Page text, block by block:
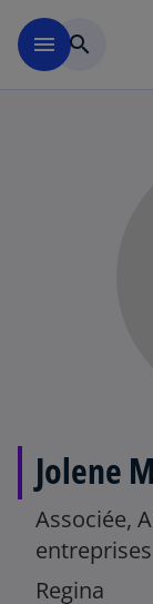
menu search
Jolene
Associée,
entreprises
Regina